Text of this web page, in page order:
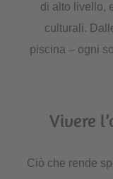
di alto livello,
culturali.
piscina – ogni
Vivere
Ciò che rende